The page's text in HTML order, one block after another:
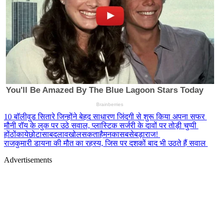
10 बॉलीवुड सितारे जिन्होंने बेहद साधारण जिंदगी से शुरू किया अपना सफर
मौनी रॉय के लुक पर उठे सवाल, प्लास्टिक सर्जरी के दावों पर तोड़ी चुप्पी
होंठोंकायेछोटासाबदलावखोलसकताहैमनकासबसेबड़ाराज!
राजकुमारी डायना की मौत का रहस्य, जिस पर दशकों बाद भी उठते हैं सवाल
Advertisements